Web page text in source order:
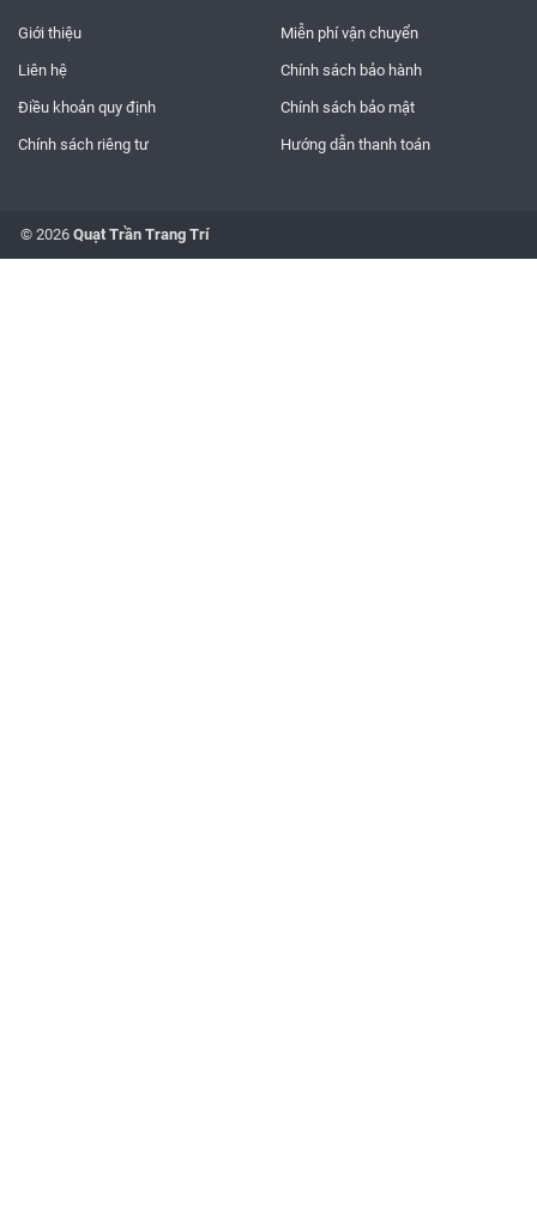
Giới thiệu
Liên hệ
Điều khoản quy định
Chính sách riêng tư
Miễn phí vận chuyển
Chính sách bảo hành
Chính sách bảo mật
Hướng dẫn thanh toán
© 2026 Quạt Trần Trang Trí